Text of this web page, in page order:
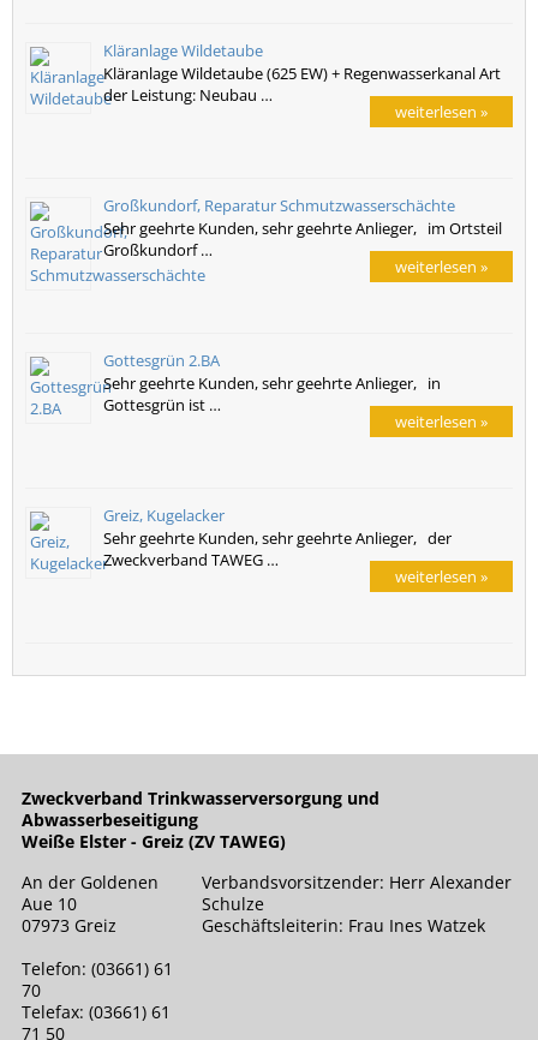
Kläranlage Wildetaube
Kläranlage Wildetaube (625 EW) + Regenwasserkanal Art
der Leistung: Neubau …
weiterlesen »
Großkundorf, Reparatur Schmutzwasserschächte
Sehr geehrte Kunden, sehr geehrte Anlieger, im Ortsteil
Großkundorf …
weiterlesen »
Gottesgrün 2.BA
Sehr geehrte Kunden, sehr geehrte Anlieger, in
Gottesgrün ist …
weiterlesen »
Greiz, Kugelacker
Sehr geehrte Kunden, sehr geehrte Anlieger, der
Zweckverband TAWEG …
weiterlesen »
Zweckverband Trinkwasserversorgung und
Abwasserbeseitigung
Weiße Elster - Greiz (ZV TAWEG)
An der Goldenen
Aue 10
07973 Greiz
Telefon: (03661) 61
70
Telefax: (03661) 61
71 50
Verbandsvorsitzender: Herr Alexander
Schulze
Geschäftsleiterin: Frau Ines Watzek